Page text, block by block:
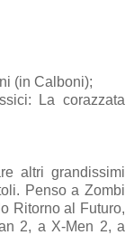
(in Calboni);
La corazzata
altri grandissimi
Penso a Zombi
Ritorno al Futuro,
2, a X-Men 2, a